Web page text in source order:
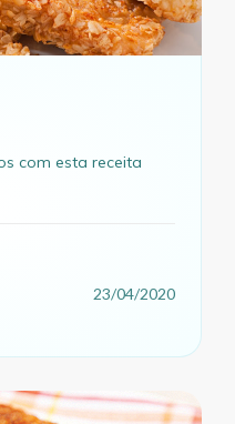
com esta receita
23/04/2020